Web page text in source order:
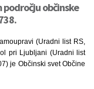
občinske
(Uradni list RS,
pri Ljubljani (Uradni list
je Občinski svet Občine